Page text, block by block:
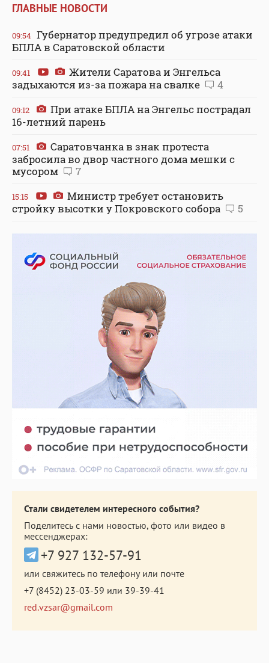
ГЛАВНЫЕ НОВОСТИ
09:54 Губернатор предупредил об угрозе атаки
БПЛА в Саратовской области
09:41
Жители Саратова и Энгельса
задыхаются из-за пожара на свалке
4
09:12
При атаке БПЛА на Энгельс пострадал
16-летний парень
07:51
Саратовчанка в знак протеста
забросила во двор частного дома мешки с
мусором
7
15:15
Министр требует остановить
стройку высотки у Покровского собора
5
Стали свидетелем интересного события?
Поделитесь с нами новостью, фото или видео в
мессенджерах:
+7 927 132-57-91
или свяжитесь по телефону или почте
+7 (8452) 23-03-59 или 39-39-41
red.vzsar@gmail.com